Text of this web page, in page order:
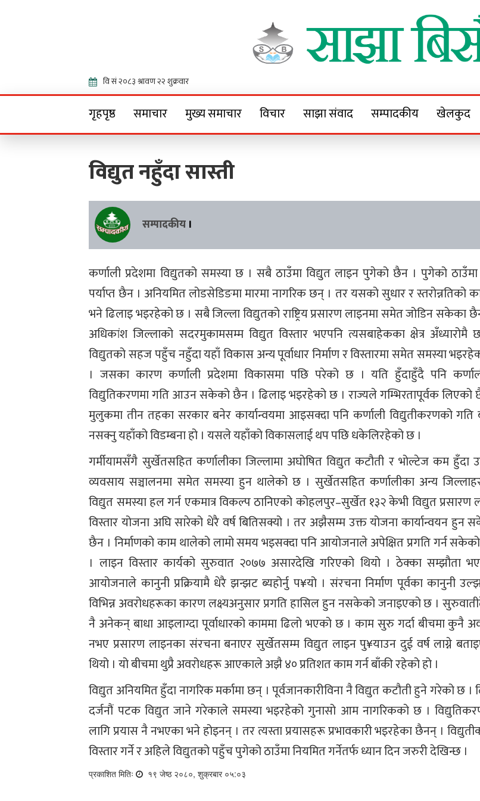
Sajha
गृहपृष्ठ समाचार मुख्य समाचार विचार साझा संवाद सम्पादकीय खेलकुद
विद्युत नहुँदा सास्ती
सम्पादकीय ।
कर्णाली प्रदेशमा विद्युतको समस्या छ । सबै ठाउँमा विद्युत लाइन पुगेको छैन । पुगेको
पर्याप्त छैन । अनियमित लोडसेडिङमा मारमा नागरिक छन् । तर यसको सुधार र स्तरोन्नतिको
भने ढिलाइ भइरहेको छ । सबै जिल्ला विद्युतको राष्ट्रिय प्रसारण लाइनमा समेत जोडिन सकेका
अधिकांश जिल्लाको सदरमुकामसम्म विद्युत विस्तार भएपनि त्यसबाहेकका क्षेत्र अँध्यारोमै
विद्युतको सहज पहुँच नहुँदा यहाँ विकास अन्य पूर्वाधार निर्माण र विस्तारमा समेत समस्या
। जसका कारण कर्णाली प्रदेशमा विकासमा पछि परेको छ । यति हुँदाहुँदै पनि
विद्युतिकरणमा गति आउन सकेको छैन । ढिलाइ भइरहेको छ । राज्यले गम्भिरतापूर्वक लिएको
मुलुकमा तीन तहका सरकार बनेर कार्यान्वयमा आइसक्दा पनि कर्णाली विद्युतीकरणको
नसक्नु यहाँको विडम्बना हो । यसले यहाँको विकासलाई थप पछि धकेलिरहेको छ ।
गर्मीयामसँगै सुर्खेतसहित कर्णालीका जिल्लामा अघोषित विद्युत कटौती र भोल्टेज कम हुँदा
व्यवसाय सञ्चालनमा समेत समस्या हुन थालेको छ । सुर्खेतसहित कर्णालीका अन्य
विद्युत समस्या हल गर्न एकमात्र विकल्प ठानिएको कोहलपुर–सुर्खेत १३२ केभी विद्युत प्रसारण
विस्तार योजना अघि सारेको धेरै वर्ष बितिसक्यो । तर अझैसम्म उक्त योजना कार्यान्वयन हुन
छैन । निर्माणको काम थालेको लामो समय भइसक्दा पनि आयोजनाले अपेक्षित प्रगति गर्न
। लाइन विस्तार कार्यको सुरुवात २०७७ असारदेखि गरिएको थियो । ठेक्का सम्झौता
आयोजनाले कानुनी प्रक्रियामै धेरै झन्झट ब्यहोर्नु प¥यो । संरचना निर्माण पूर्वका कानुनी
विभिन्न अवरोधहरूका कारण लक्ष्यअनुसार प्रगति हासिल हुन नसकेको जनाइएको छ ।
नै अनेकन् बाधा आइलाग्दा पूर्वाधारको काममा ढिलो भएको छ । काम सुरु गर्दा बीचमा कुनै
नभए प्रसारण लाइनका संरचना बनाएर सुर्खेतसम्म विद्युत लाइन पु¥याउन दुई वर्ष लाग्ने
थियो । यो बीचमा थुप्रै अवरोधहरू आएकाले अझै ४० प्रतिशत काम गर्न बाँकी रहेको हो ।
विद्युत अनियमित हुँदा नागरिक मर्कामा छन् । पूर्वजानकारीविना नै विद्युत कटौती हुने गरेको छ ।
दर्जनौं पटक विद्युत जाने गरेकाले समस्या भइरहेको गुनासो आम नागरिकको छ ।
लागि प्रयास नै नभएका भने होइनन् । तर त्यस्ता प्रयासहरू प्रभावकारी भइरहेका छैनन् ।
विस्तार गर्ने र अहिले विद्युतको पहुँच पुगेको ठाउँमा नियमित गर्नेतर्फ ध्यान दिन जरुरी देखिन्छ ।
प्रकाशित मितिः १९ जेष्ठ २०८०, शुक्रबार ०५:०३